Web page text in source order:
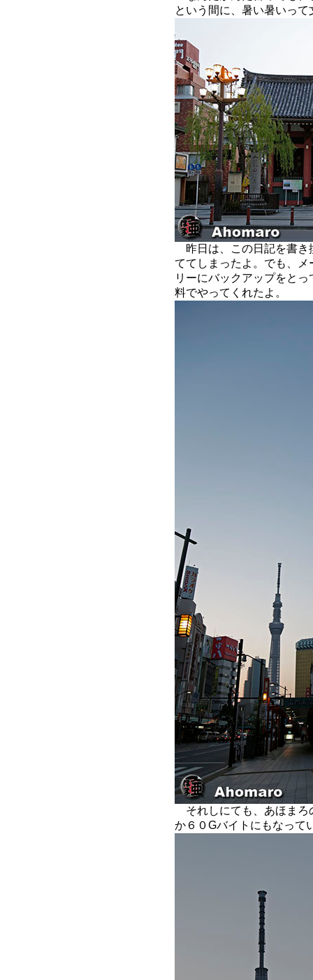
という間に、暑い暑いっ
昨日は、この日記を書き
ててしまったよ。でも、
リーにバックアップをと
料でやってくれたよ。
それしにても、あほまろ
か６０Gバイトにもなって